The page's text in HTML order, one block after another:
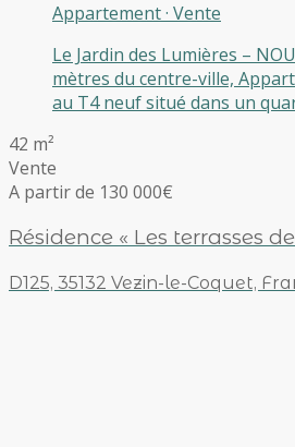
Appartement· Vente
Le Jardin des Lumières –
mètres du centre-ville,
au T4 neuf situé dans un
42 m²
Vente
A partir de 130 000€
Résidence « Les terrasses
D125, 35132 Vezin-le-Coquet,